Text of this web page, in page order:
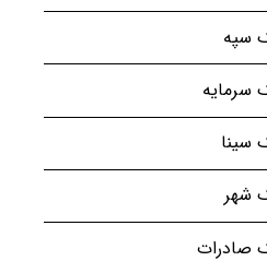
سپه
سرمایه
سینا
شهر
صادرات